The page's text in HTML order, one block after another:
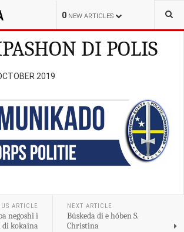
0 NEW ARTICLES
KORTE-POLISIAL
DI POLIS
2019
ARTICLE
negoshi i
di kokaina
NEXT ARTICLE
Búskeda di e hóben S.
Christina